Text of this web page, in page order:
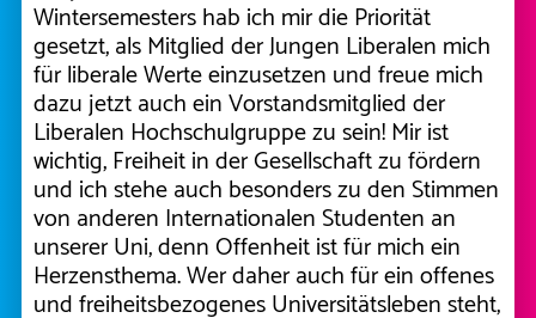
Wintersemesters hab ich mir die Priorität
gesetzt, als Mitglied der Jungen Liberalen mich
für liberale Werte einzusetzen und freue mich
dazu jetzt auch ein Vorstandsmitglied der
Liberalen Hochschulgruppe zu sein! Mir ist
wichtig, Freiheit in der Gesellschaft zu fördern
und ich stehe auch besonders zu den Stimmen
von anderen Internationalen Studenten an
unserer Uni, denn Offenheit ist für mich ein
Herzensthema. Wer daher auch für ein offenes
und freiheitsbezogenes Universitätsleben steht,